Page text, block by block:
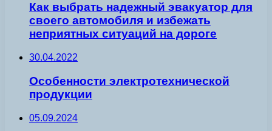
Как выбрать надежный эвакуатор для
своего автомобиля и избежать
неприятных ситуаций на дороге
30.04.2022
Особенности электротехнической
продукции
05.09.2024